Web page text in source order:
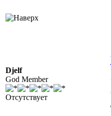
Djelf
God Member
Отсутствует